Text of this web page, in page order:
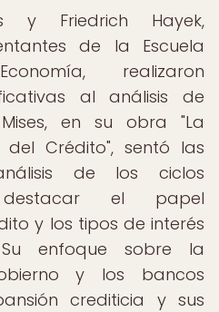
y Friedrich Hayek,
de la Escuela
realizaron
al análisis de
en su obra "La
Crédito", sentó las
de los ciclos
el papel
y los tipos de interés
enfoque sobre la
y los bancos
crediticia y sus